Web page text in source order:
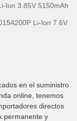
Ion 3.85V 5150mAh
Li-Ion 7.6V
en el suministro
online, tenemos
directos
permanente y